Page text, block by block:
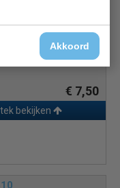
Akkoord
DS067
€ 7,50
bekijken